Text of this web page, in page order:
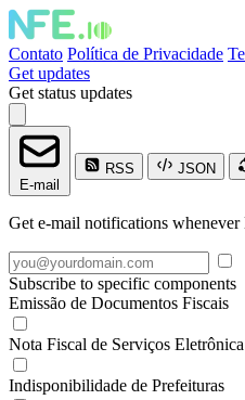
Contato Política de Privacidade
Get updates
Get status updates
E-mail
RSS JSON
Get e-mail notifications whenever
Subscribe to specific components
Emissão de Documentos Fiscais
Nota Fiscal de Serviços
Indisponibilidade de Prefeituras